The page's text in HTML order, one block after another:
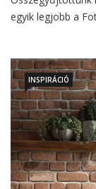
egyik legjobb a
INSPIRÁCIÓ